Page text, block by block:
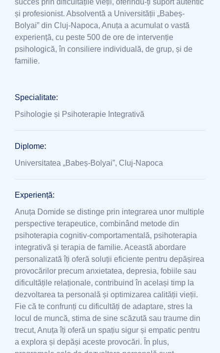
și profesionist. Absolventă a Universității „Babeș-
Bolyai” din Cluj-Napoca, Anuța a acumulat o vastă
experiență, cu peste 500 de ore de intervenție
psihologică, în consiliere individuală, de grup, și de
familie.
Specialitate:
Psihologie și Psihoterapie Integrativă
Diplome:
Universitatea „Babeș-Bolyai”, Cluj-Napoca
Experiență:
Anuța Domide se distinge prin integrarea unor multiple
perspective terapeutice, combinând metode din
psihoterapia cognitiv-comportamentală, psihoterapia
integrativă și terapia de familie. Această abordare
personalizată îți oferă soluții eficiente pentru depășirea
provocărilor precum anxietatea, depresia, fobiile sau
dificultățile relaționale, contribuind în același timp la
dezvoltarea ta personală și optimizarea calității vieții.
Fie că te confrunți cu dificultăți de adaptare, stres la
locul de muncă, stima de sine scăzută sau traume din
trecut, Anuța îți oferă un spațiu sigur și empatic pentru
a explora și depăși aceste provocări. În plus,